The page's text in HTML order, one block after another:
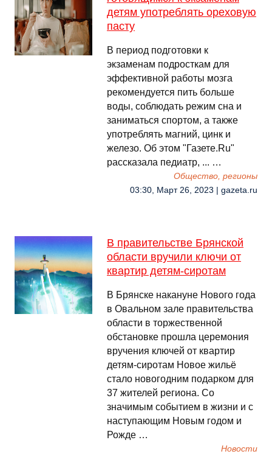
детям употреблять ореховую
пасту
В период подготовки к
экзаменам подросткам для
эффективной работы мозга
рекомендуется пить больше
воды, соблюдать режим сна и
заниматься спортом, а также
употреблять магний, цинк и
железо. Об этом "Газете.Ru"
рассказала педиатр, ... …
Общество, регионы
03:30, Март 26, 2023 | gazeta.ru
В правительстве Брянской
области вручили ключи от
квартир детям-сиротам
В Брянске накануне Нового года
в Овальном зале правительства
области в торжественной
обстановке прошла церемония
вручения ключей от квартир
детям-сиротам Новое жильё
стало новогодним подарком для
37 жителей региона. Со
значимым событием в жизни и с
наступающим Новым годом и
Рожде …
Новости